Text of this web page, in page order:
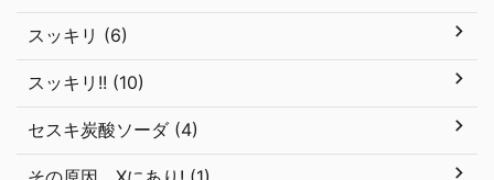
スッキリ (6)
スッキリ!! (10)
セスキ炭酸ソーダ (4)